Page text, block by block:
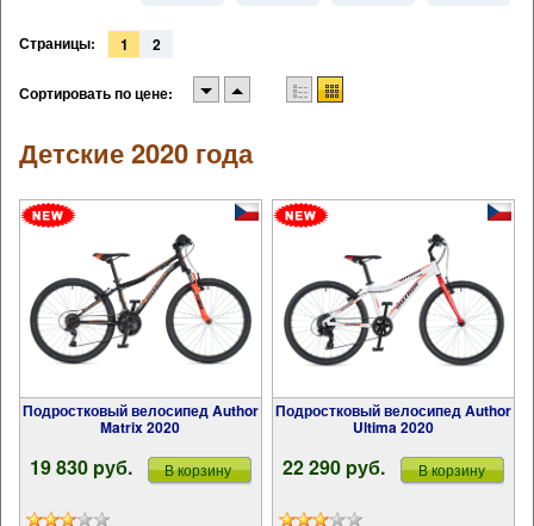
Страницы: 1 2
Сортировать по цене:
Детские 2020 года
Подростковый велосипед Author
Matrix 2020
19 830 pуб. В корзину
Подростковый велосипед Author
Ultima 2020
22 290 pуб. В корзину